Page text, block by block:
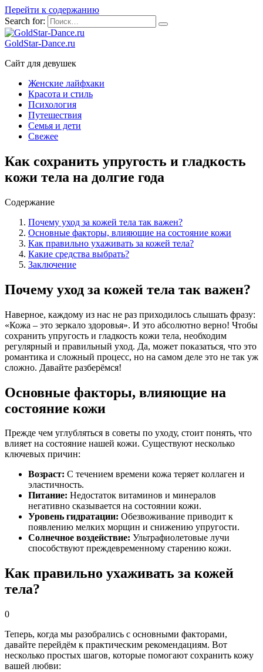
Перейти к содержанию
Search for:
GoldStar-Dance.ru
Сайт для девушек
Женские лайфхаки
Красота и стиль
Психология
Путешествия
Семья и дети
Свежее
Как сохранить упругость и гладкость
кожи тела на долгие года
Содержание
Почему уход за кожей тела так важен?
Основные факторы, влияющие на состояние кожи
Как правильно ухаживать за кожей тела?
Какие средства выбрать?
Заключение
Почему уход за кожей тела так важен?
Наверное, каждому из нас не раз приходилось слышать фразу:
«Кожа – это зеркало здоровья». И это абсолютно верно! Чтобы
сохранить упругость и гладкость кожи тела, необходим
регулярный и правильный уход. Да, может показаться, что это
романтика и сложный процесс, но на самом деле это не так уж
сложно. Давайте разберёмся!
Основные факторы, влияющие на
состояние кожи
Прежде чем углубляться в советы по уходу, стоит понять, что
влияет на состояние нашей кожи. Существуют несколько
ключевых причин:
Возраст: С течением времени кожа теряет коллаген и
эластичность.
Питание: Недостаток витаминов и минералов
негативно сказывается на состоянии кожи.
Уровень гидратации: Обезвоживание приводит к
появлению мелких морщин и снижению упругости.
Солнечное воздействие: Ультрафиолетовые лучи
способствуют преждевременному старению кожи.
Как правильно ухаживать за кожей
тела?
0
Теперь, когда мы разобрались с основными факторами,
давайте перейдём к практическим рекомендациям. Вот
несколько простых шагов, которые помогают сохранить кожу
вашей любви: